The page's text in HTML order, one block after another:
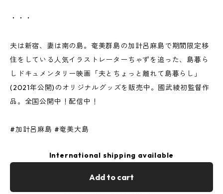
・・・
夫は新宿、妻は南の島。奄美群島の加計呂麻島で期間限定移
住をしている人気イラストレーターちゃずを追った、島暮ら
しドキュメンタリー映画「夫とちょっと離れて島暮らし」
(2021年公開)のオリジナルグッズを販売中。國武綾初監督作
品。全国公開中！配信中！
#加計呂麻島 #奄美大島
International shipping available
Add to cart